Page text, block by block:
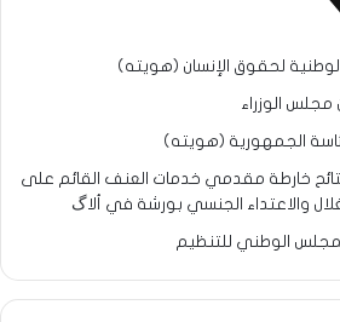
لحقوق الإنسان (هويته)
مجلس الوزراء
الجمهورية (هويته)
2 يشارك نتائح خارطة مقدمي خدمات العنف القائم على
والاعتداء الجنسي بورشة في ألاگ
الوطني للتنظيم